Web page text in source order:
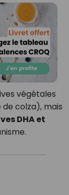
végétales
de colza), mais
DHA et